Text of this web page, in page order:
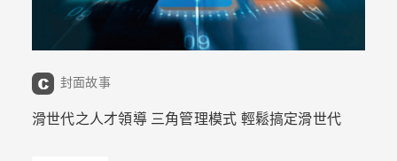
封面故事
滑世代之人才領導 三角管理模式 輕鬆搞定滑世代